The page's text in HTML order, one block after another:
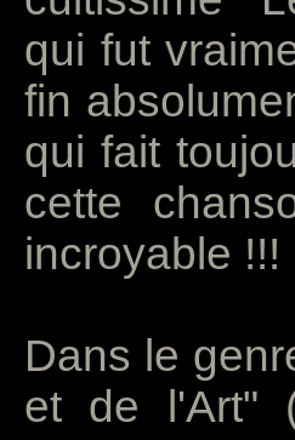
qui fut
fin
qui fait
cette
incroyable !!!
Dans le
et de l'Art"